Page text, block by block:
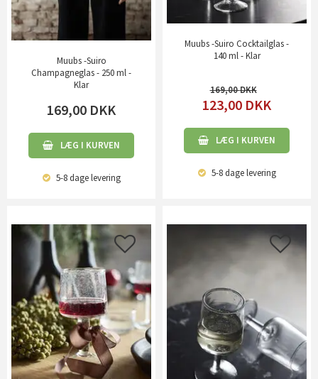
Muubs -Suiro
Champagneglas - 250 ml -
Klar
169,00 DKK
LÆG I KURVEN
5-8 dagelevering
Muubs -Suiro Cocktailglas -
140 ml - Klar
169,00
123,00 DKK
LÆG I KURVEN
5-8 dagelevering